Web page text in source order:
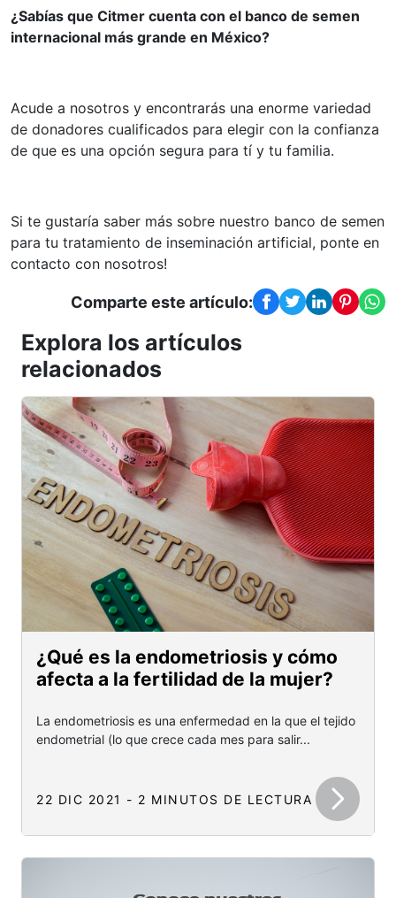
¿Sabías que Citmer cuenta con el banco de semen
internacional más grande en México?
Acude a nosotros y encontrarás una enorme variedad
de donadores cualificados para elegir con la confianza
de que es una opción segura para tí y tu familia.
Si te gustaría saber más sobre nuestro banco de semen
para tu tratamiento de inseminación artificial, ponte en
contacto con nosotros!
Comparte este artículo:
Explora los artículos
relacionados
¿Qué es la endometriosis y cómo
afecta a la fertilidad de la mujer?
La endometriosis es una enfermedad en la que el tejido
endometrial (lo que crece cada mes para salir...
22 DIC 2021 - 2 MINUTOS DE LECTURA